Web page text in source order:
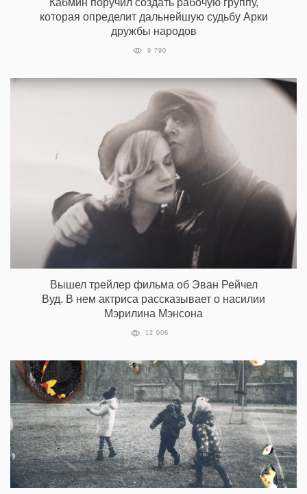
Кабмин поручил создать рабочую группу,
которая определит дальнейшую судьбу Арки
дружбы народов
9 790
Вышел трейлер фильма об Эван Рейчел
Вуд. В нем актриса рассказывает о насилии
Мэрилина Мэнсона
12 006